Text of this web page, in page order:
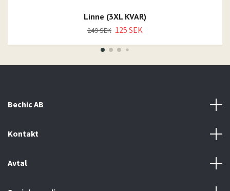
Linne (3XL KVAR)
249 SEK 125 SEK
Bechic AB
Kontakt
Avtal